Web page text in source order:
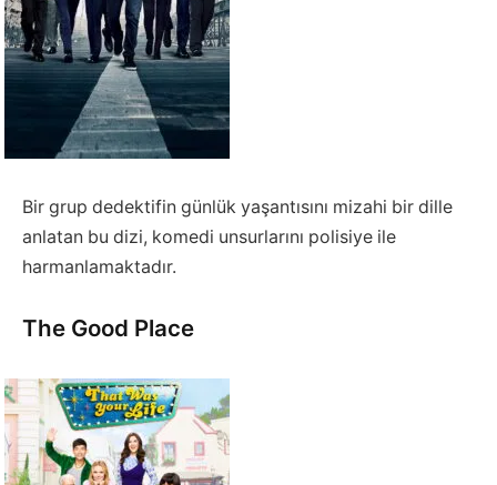
Bir grup dedektifin günlük yaşantısını mizahi bir dille
anlatan bu dizi, komedi unsurlarını polisiye ile
harmanlamaktadır.
The Good Place